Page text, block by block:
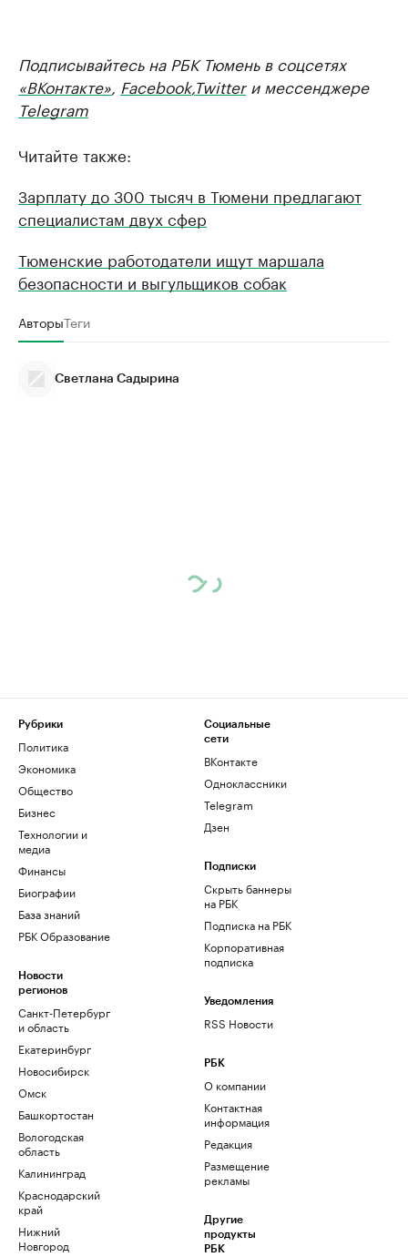
Подписывайтесь на РБК Тюмень в соцсетях
«ВКонтакте», Facebook,Twitterи мессенджере
Telegram
Читайте также:
Зарплату до 300 тысяч в Тюмени предлагают
специалистам двух сфер
Тюменские работодатели ищут маршала
безопасности и выгульщиков собак
АвторыТеги
Светлана Садырина
Рубрики
Политика
Экономика
Общество
Бизнес
Технологии и
медиа
Финансы
Биографии
База знаний
РБК Образование
Новости
регионов
Санкт-Петербург
и область
Екатеринбург
Новосибирск
Омск
Башкортостан
Вологодская
область
Калининград
Краснодарский
край
Нижний
Новгород
Социальные
сети
ВКонтакте
Одноклассники
Telegram
Дзен
Подписки
Скрыть баннеры
на РБК
Подписка на РБК
Корпоративная
подписка
Уведомления
RSS Новости
РБК
О компании
Контактная
информация
Редакция
Размещение
рекламы
Другие
продукты
РБК